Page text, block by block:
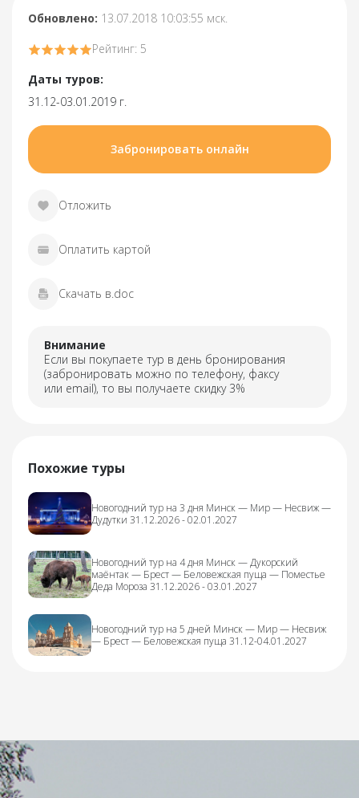
Обновлено: 13.07.2018 10:03:55 мск.
Рейтинг: 5
Даты туров:
31.12-03.01.2019 г.
Забронировать онлайн
Отложить
Оплатить картой
Скачать в.doc
Внимание
Если вы покупаете тур в день бронирования
(забронировать можно по телефону, факсу
или email), то вы получаете скидку 3%
Похожие туры
Новогодний тур на 3 дня Минск — Мир — Несвиж —
Дудутки 31.12.2026 - 02.01.2027
Новогодний тур на 4 дня Минск — Дукорский
маёнтак — Брест — Беловежская пуща — Поместье
Деда Мороза 31.12.2026 - 03.01.2027
Новогодний тур на 5 дней Минск — Мир — Несвиж
— Брест — Беловежская пуща 31.12-04.01.2027